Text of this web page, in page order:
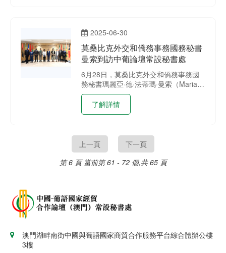
2025-06-30
莫桑比克外交和僑務事務國務秘書
曼索到訪中葡論壇常設秘書處
6月28日，莫桑比克外交和僑務事務國
務秘書瑪麗亞·德·法蒂瑪·曼索（Maria
de Fátima Manso）訪問中葡論壇（澳
門）常設秘書處。
了解詳情
上一頁
下一頁
第 6 頁 當前第 61 - 72 個,共 65 頁
澳門湖畔南街中國與葡語國家商貿合作服務平台綜合體辦公樓
3樓